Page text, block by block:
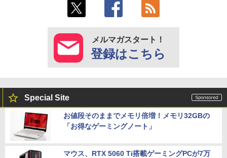
メルマガスタート！
登録はこちら
Special Site
お値段そのままでメモリ倍増！メモリ32GBの
「お得なゲーミングノート」
マウス、RTX 5060 Ti搭載ゲーミングPCが7万